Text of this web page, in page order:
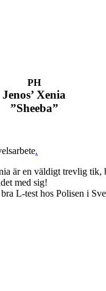
PH
Jenos’ Xenia
”Sheeba”
.
är en väldigt trevlig tik,
med sig!
L-test hos Polisen i